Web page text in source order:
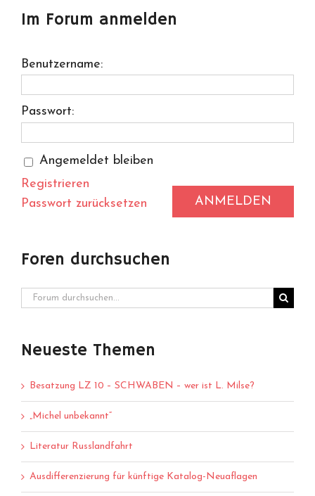
Im Forum anmelden
Benutzername:
Passwort:
Angemeldet bleiben
ANMELDEN
Registrieren
Passwort zurücksetzen
Foren durchsuchen
Neueste Themen
Besatzung LZ 10 – SCHWABEN – wer ist L. Milse?
„Michel unbekannt“
Literatur Russlandfahrt
Ausdifferenzierung für künftige Katalog-Neuaflagen